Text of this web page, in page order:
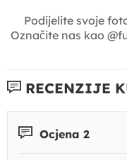
Podijelite svoje
Označite nas kao
RECENZIJE
Ocjena 2